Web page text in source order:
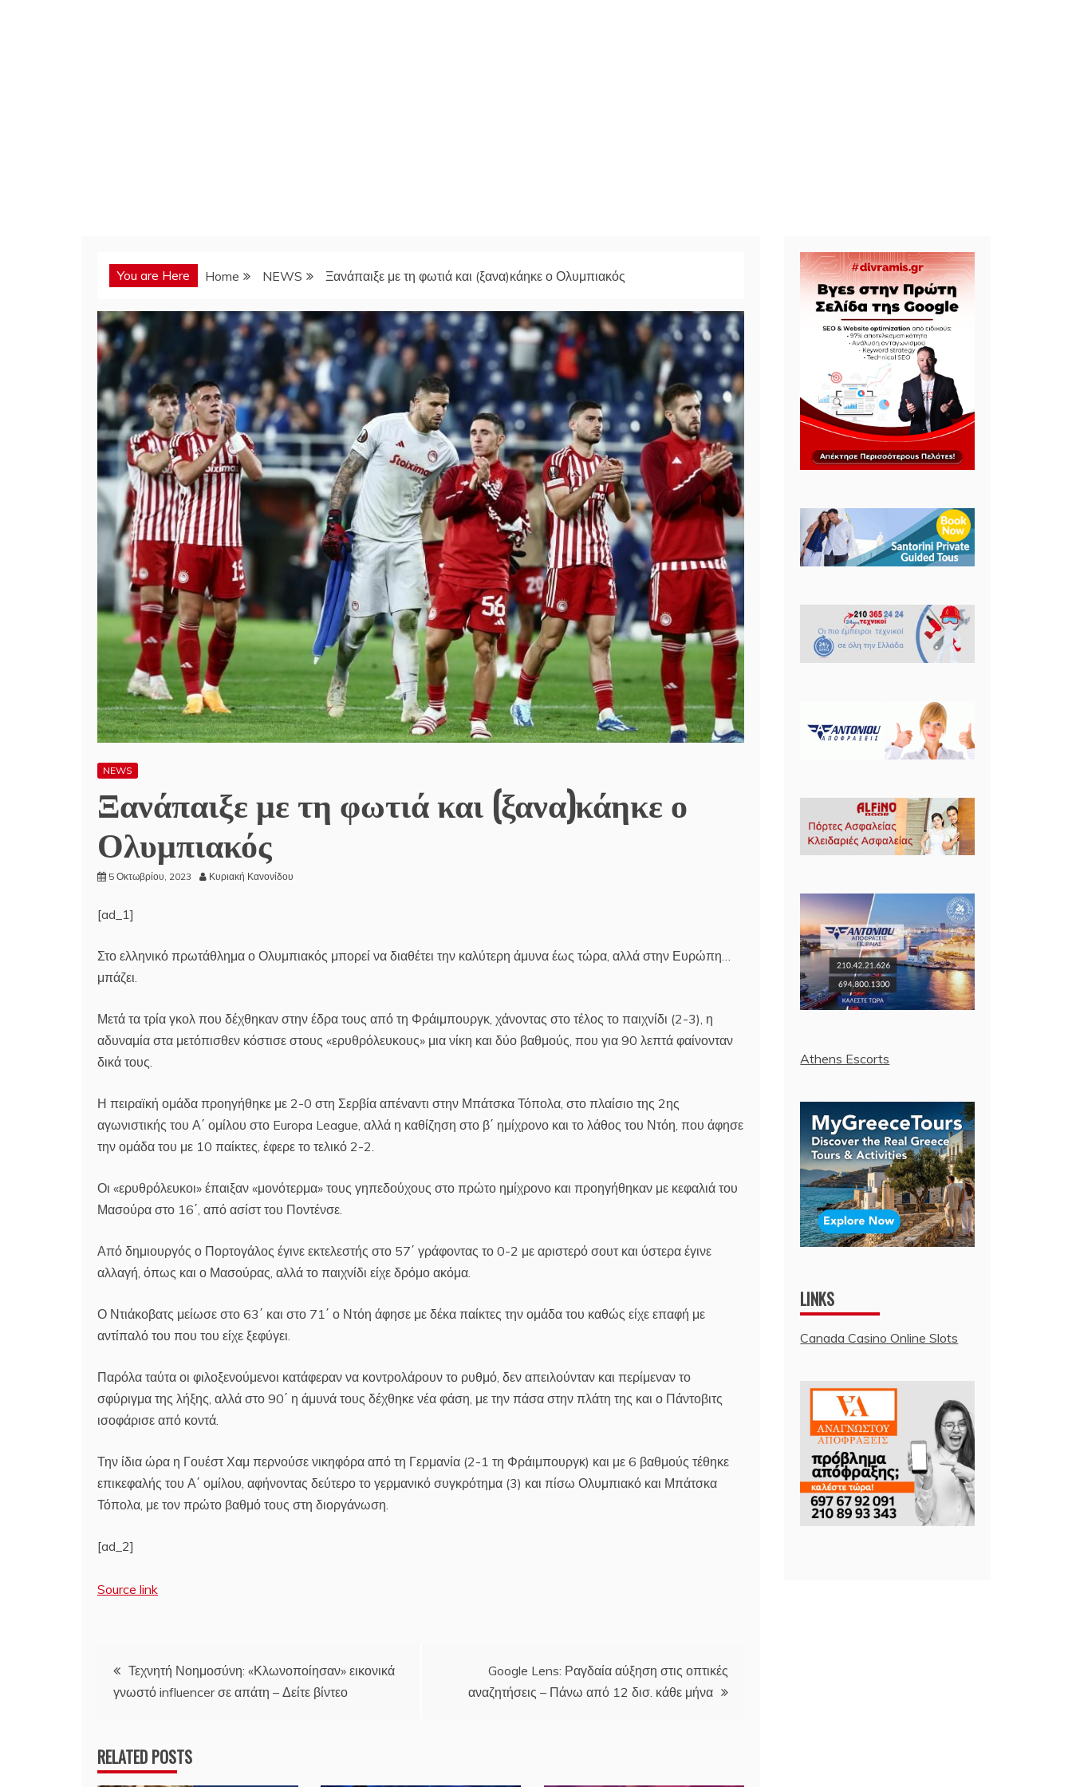
You are Here Home NEWS Ξανάπαιξε με τη φωτιά και (ξανα)κάηκε ο Ολυμπιακός
NEWS
Ξανάπαιξε με τη φωτιά και (ξανα)κάηκε ο
Ολυμπιακός
5 Οκτωβρίου, 2023 Κυριακή Κανονίδου
[ad_1]
Στο ελληνικό πρωτάθλημα ο Ολυμπιακός μπορεί να διαθέτει την καλύτερη άμυνα έως τώρα, αλλά στην Ευρώπη…
μπάζει.
Μετά τα τρία γκολ που δέχθηκαν στην έδρα τους από τη Φράιμπουργκ, χάνοντας στο τέλος το παιχνίδι (2-3), η
αδυναμία στα μετόπισθεν κόστισε στους «ερυθρόλευκους» μια νίκη και δύο βαθμούς, που για 90 λεπτά φαίνονταν
δικά τους.
Η πειραϊκή ομάδα προηγήθηκε με 2-0 στη Σερβία απέναντι στην Μπάτσκα Τόπολα, στο πλαίσιο της 2ης
αγωνιστικής του Α΄ ομίλου στο Europa League, αλλά η καθίζηση στο β΄ ημίχρονο και το λάθος του Ντόη, που άφησε
την ομάδα του με 10 παίκτες, έφερε το τελικό 2-2.
Οι «ερυθρόλευκοι» έπαιξαν «μονότερμα» τους γηπεδούχους στο πρώτο ημίχρονο και προηγήθηκαν με κεφαλιά του
Μασούρα στο 16΄, από ασίστ του Ποντένσε.
Από δημιουργός ο Πορτογάλος έγινε εκτελεστής στο 57΄ γράφοντας το 0-2 με αριστερό σουτ και ύστερα έγινε
αλλαγή, όπως και ο Μασούρας, αλλά το παιχνίδι είχε δρόμο ακόμα.
Ο Ντιάκοβατς μείωσε στο 63΄ και στο 71΄ ο Ντόη άφησε με δέκα παίκτες την ομάδα του καθώς είχε επαφή με
αντίπαλό του που του είχε ξεφύγει.
Παρόλα ταύτα οι φιλοξενούμενοι κατάφεραν να κοντρολάρουν το ρυθμό, δεν απειλούνταν και περίμεναν το
σφύριγμα της λήξης, αλλά στο 90΄ η άμυνά τους δέχθηκε νέα φάση, με την πάσα στην πλάτη της και ο Πάντοβιτς
ισοφάρισε από κοντά.
Την ίδια ώρα η Γουέστ Χαμ περνούσε νικηφόρα από τη Γερμανία (2-1 τη Φράιμπουργκ) και με 6 βαθμούς τέθηκε
επικεφαλής του Α΄ ομίλου, αφήνοντας δεύτερο το γερμανικό συγκρότημα (3) και πίσω Ολυμπιακό και Μπάτσκα
Τόπολα, με τον πρώτο βαθμό τους στη διοργάνωση.
[ad_2]
Source link
Πλοήγηση
άρθρων
Τεχνητή Νοημοσύνη: «Κλωνοποίησαν» εικονικά
γνωστό influencer σε απάτη – Δείτε βίντεο
Google Lens: Ραγδαία αύξηση στις οπτικές
αναζητήσεις – Πάνω από 12 δισ. κάθε μήνα
RELATED POSTS
Athens Escorts
LINKS
Canada Casino Online Slots